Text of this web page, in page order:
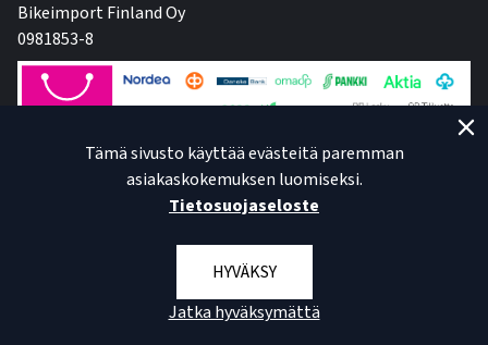
Bikeimport Finland Oy
0981853-8
Tämä sivusto käyttää evästeitä paremman
asiakaskokemuksen luomiseksi.
Tietosuojaseloste
HYVÄKSY
Jatka hyväksymättä